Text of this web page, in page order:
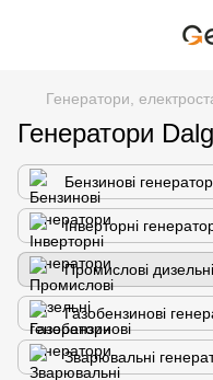
Генератори,
Генератори
Бензинові
Інверторні
Промислові
Газобензинові
Зварювальні